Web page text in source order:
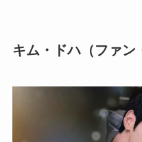
キム・ドハ（ファン